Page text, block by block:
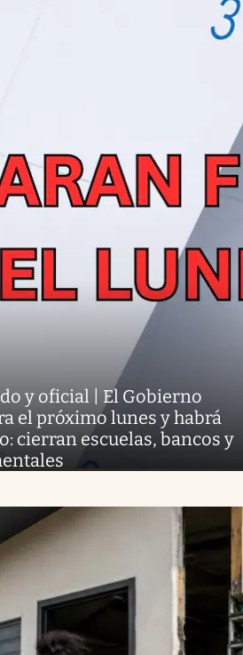
y oficial | El Gobierno
el próximo lunes y habrá
cierran escuelas, bancos y